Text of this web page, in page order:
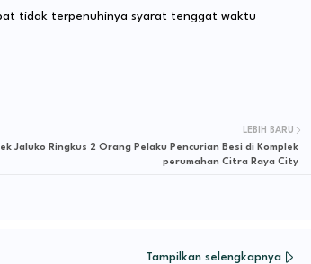
tidak terpenuhinya syarat tenggat waktu
LEBIH BARU
Jaluko Ringkus 2 Orang Pelaku Pencurian Besi di Komplek
perumahan Citra Raya City
Tampilkan selengkapnya